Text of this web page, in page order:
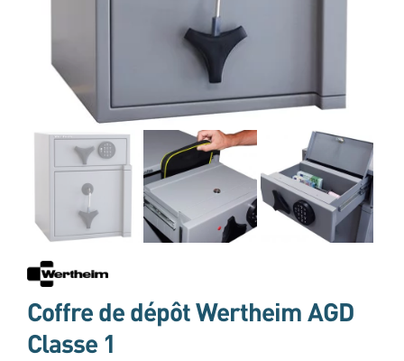
Coffre de dépôt Wertheim AGD
Classe 1